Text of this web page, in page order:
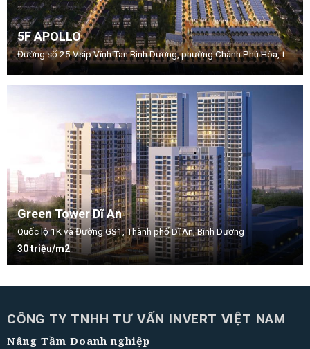
5F APOLLO
Đường số 25 Vsip Vĩnh Tan Bình Dương, phường Chánh Phú Hòa, thị xã Bến Cát, tỉnh Bình Dương
Green Tower Dĩ An
Quốc lộ 1K và Đường GS1, Thành phố Dĩ An, Bình Dương
30 triệu/m2
CÔNG TY TNHH TƯ VẤN INVERT VIỆT NAM
Nâng Tầm Doanh nghiệp